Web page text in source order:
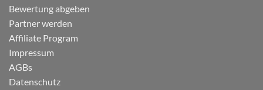
Bewertung abgeben
Partner werden
Affiliate Program
Impressum
AGBs
Datenschutz